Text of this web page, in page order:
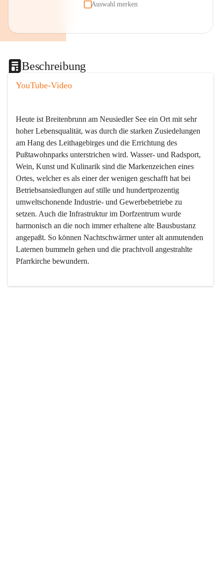
Auswahl merken
Beschreibung
YouTube-Video
Heute ist Breitenbrunn am Neusiedler See ein Ort mit sehr
hoher Lebensqualität, was durch die starken Zusiedelungen
am Hang des Leithagebirges und die Errichtung des
Pußtawohnparks unterstrichen wird. Wasser- und Radsport,
Wein, Kunst und Kulinarik sind die Markenzeichen eines
Ortes, welcher es als einer der wenigen geschafft hat bei
Betriebsansiedlungen auf stille und hundertprozentig
umweltschonende Industrie- und Gewerbebetriebe zu
setzen. Auch die Infrastruktur im Dorfzentrum wurde
harmonisch an die noch immer erhaltene alte Bausbustanz
angepaßt. So können Nachtschwärmer unter alt anmutenden
Laternen bummeln gehen und die prachtvoll angestrahlte
Pfarrkirche bewundern.
Der Weinbau dominert heute nicht mehr, ist aber integrativer